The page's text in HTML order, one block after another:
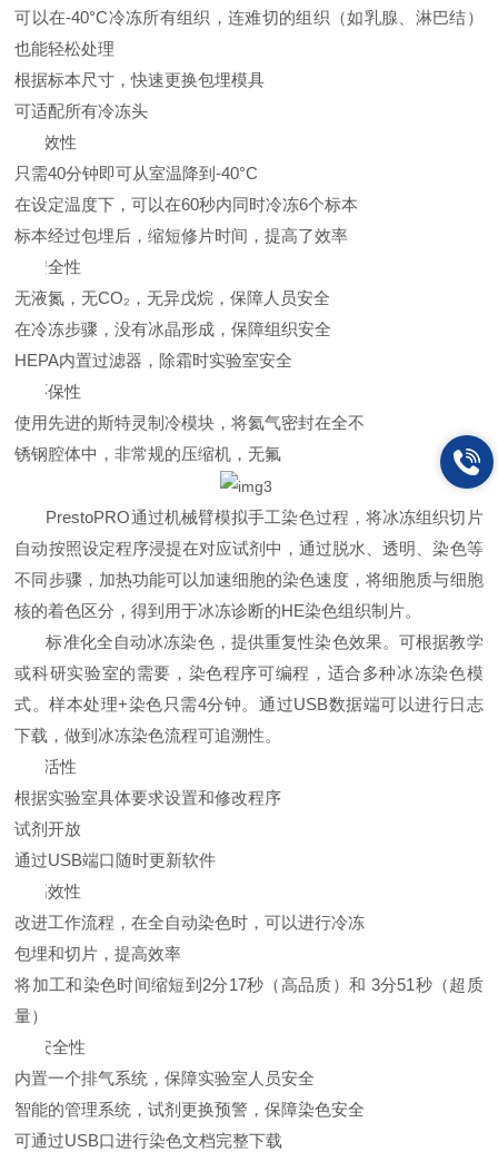
可以在-40°C冷冻所有组织，连难切的组织（如乳腺、淋巴结）
也能轻松处理
根据标本尺寸，快速更换包埋模具
可适配所有冷冻头
高效性
只需40分钟即可从室温降到-40°C
在设定温度下，可以在60秒内同时冷冻6个标本
标本经过包埋后，缩短修片时间，提高了效率
安全性
无液氮，无CO₂，无异戊烷，保障人员安全
在冷冻步骤，没有冰晶形成，保障组织安全
HEPA内置过滤器，除霜时实验室安全
环保性
使用先进的斯特灵制冷模块，将氦气密封在全不
锈钢腔体中，非常规的压缩机，无氟
PrestoPRO通过机械臂模拟手工染色过程，将冰冻组织切片
自动按照设定程序浸提在对应试剂中，通过脱水、透明、染色等
不同步骤，加热功能可以加速细胞的染色速度，将细胞质与细胞
核的着色区分，得到用于冰冻诊断的HE染色组织制片。
标准化全自动冰冻染色，提供重复性染色效果。可根据教学
或科研实验室的需要，染色程序可编程，适合多种冰冻染色模
式。样本处理+染色只需4分钟。通过USB数据端可以进行日志
下载，做到冰冻染色流程可追溯性。
灵活性
根据实验室具体要求设置和修改程序
试剂开放
通过USB端口随时更新软件
高效性
改进工作流程，在全自动染色时，可以进行冷冻
包埋和切片，提高效率
将加工和染色时间缩短到2分17秒（高品质）和 3分51秒（超质
量）
安全性
内置一个排气系统，保障实验室人员安全
智能的管理系统，试剂更换预警，保障染色安全
可通过USB口进行染色文档完整下载